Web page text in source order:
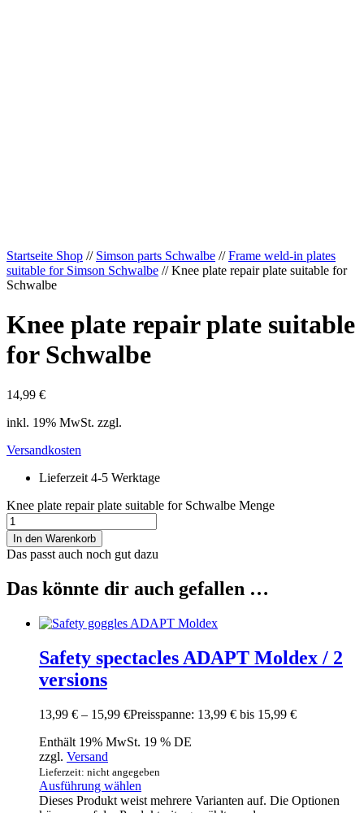
Startseite Shop // Simson parts Schwalbe //Frame weld-in plates
suitable for Simson Schwalbe // Knee plate repair plate suitable for
Schwalbe
Knee plate repair plate suitable
for Schwalbe
14,99 €
inkl. 19% MwSt. zzgl.
Versandkosten
Lieferzeit 4-5 Werktage
Knee plate repair plate suitable for Schwalbe Menge
In den Warenkorb
Das passt auch noch gut dazu
Das könnte dir auch gefallen …
Safety spectacles ADAPT Moldex / 2
versions
13,99 € – 15,99 €Preisspanne: 13,99 € bis 15,99 €
Enthält 19% MwSt. 19 % DE
zzgl. Versand
Lieferzeit: nicht angegeben
Ausführung wählen
Dieses Produkt weist mehrere Varianten auf. Die Optionen